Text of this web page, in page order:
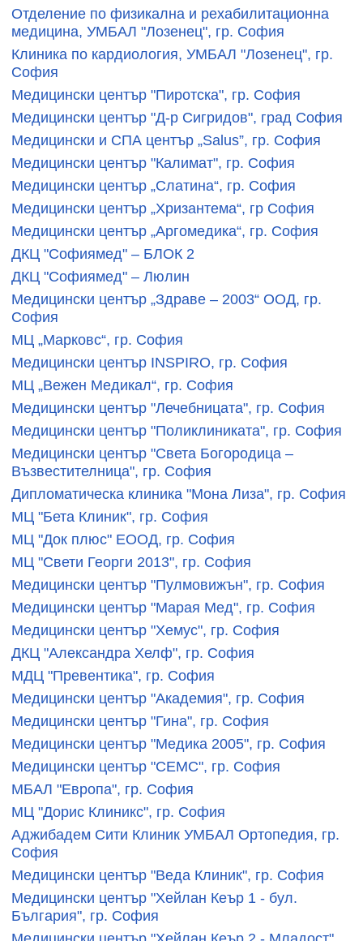
Отделение по физикална и рехабилитационна
медицина, УМБАЛ "Лозенец", гр. София
Клиника по кардиология, УМБАЛ "Лозенец", гр.
София
Медицински център "Пиротска", гр. София
Медицински център "Д-р Сигридов", град София
Медицински и СПА център „Salus”, гр. София
Медицински център "Калимат", гр. София
Медицински център „Слатина“, гр. София
Медицински център „Хризантема“, гр София
Медицински център „Аргомедика“, гр. София
ДКЦ "Софиямед" – БЛОК 2
ДКЦ "Софиямед" – Люлин
Медицински център „Здраве – 2003“ ООД, гр.
София
МЦ „Марковс“, гр. София
Медицински център INSPIRO, гр. София
МЦ „Вежен Медикал“, гр. София
Медицински център "Лечебницата", гр. София
Медицински център "Поликлиниката", гр. София
Медицински център "Света Богородица –
Възвестителница", гр. София
Дипломатическа клиника "Мона Лиза", гр. София
МЦ "Бета Клиник", гр. София
МЦ "Док плюс" ЕООД, гр. София
МЦ "Свети Георги 2013", гр. София
Медицински център "Пулмовижън", гр. София
Медицински център "Марая Мед", гр. София
Медицински център "Хемус", гр. София
ДКЦ "Александра Хелф", гр. София
МДЦ "Превентика", гр. София
Медицински център "Академия", гр. София
Медицински център "Гина", гр. София
Медицински център "Медика 2005", гр. София
Медицински център "СЕМС", гр. София
МБАЛ "Европа", гр. София
МЦ "Дорис Клиникс", гр. София
Аджибадем Сити Клиник УМБАЛ Ортопедия, гр.
София
Медицински център "Веда Клиник", гр. София
Медицински център "Хейлан Кеър 1 - бул.
България", гр. София